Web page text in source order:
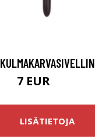
KULMAKARVASIVELLIN
7 EUR
LISÄTIETOJA